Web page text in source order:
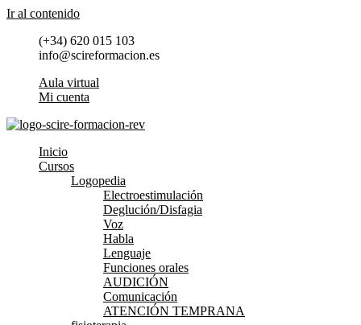
Ir al contenido
(+34) 620 015 103
info@scireformacion.es
Aula virtual
Mi cuenta
Inicio
Cursos
Logopedia
Electroestimulación
Deglución/Disfagia
Voz
Habla
Lenguaje
Funciones orales
AUDICIÓN
Comunicación
ATENCIÓN TEMPRANA